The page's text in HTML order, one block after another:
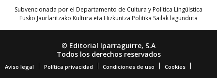
Subvencionada por el Departamento de Cultura y Política Lingüística
Eusko Jaurlaritzako Kultura eta Hizkuntza Politika Sailak lagunduta
© Editorial Iparraguirre, S.A
Todos los derechos reservados
Aviso legal Política privacidad Condiciones de uso Cookies